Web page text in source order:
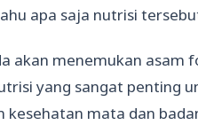
apa saja nutrisi
akan menemukan asam
yang sangat penting
kesehatan mata dan